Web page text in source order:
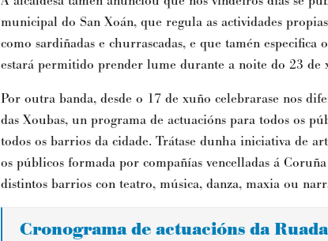
municipal do San Xoán, que regula as actividades
como sardiñadas e churrascadas, e que tamén especifica
estará permitido prender lume durante a noite do 23 de
Por outra banda, desde o 17 de xuño celebrarase nos
das Xoubas, un programa de actuacións para todos os
todos os barrios da cidade. Trátase dunha iniciativa de
os públicos formada por compañías vencelladas á
distintos barrios con teatro, música, danza, maxia ou
Cronograma de actuacións da